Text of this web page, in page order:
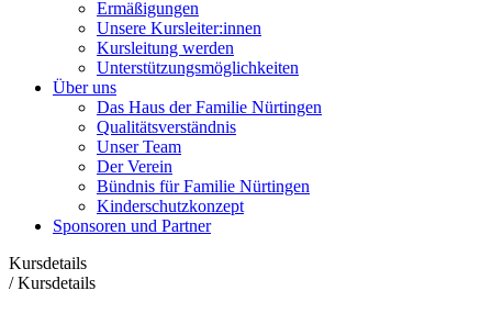
Ermäßigungen
Unsere Kursleiter:innen
Kursleitung werden
Unterstützungsmöglichkeiten
Über uns
Das Haus der Familie Nürtingen
Qualitätsverständnis
Unser Team
Der Verein
Bündnis für Familie Nürtingen
Kinderschutzkonzept
Sponsoren und Partner
Kursdetails
/Kursdetails